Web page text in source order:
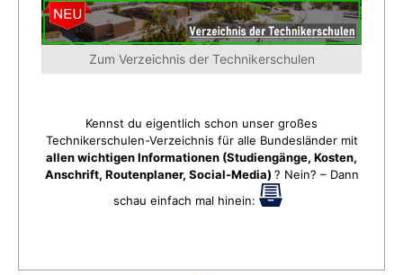
Zum Verzeichnis der Technikerschulen
Kennst du eigentlich schon unser großes
Technikerschulen-Verzeichnis für alle Bundesländer mit
allen wichtigen Informationen (Studiengänge, Kosten,
Anschrift, Routenplaner, Social-Media) ? Nein? – Dann
schau einfach mal hinein: